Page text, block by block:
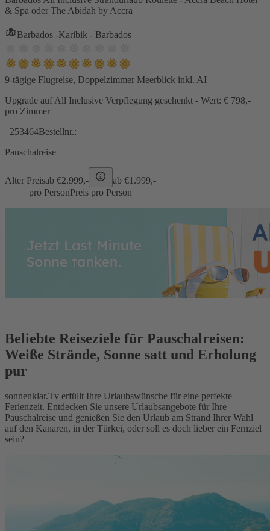
& Spa oder The Abidah by Accra
Barbados -Karibik - Barbados
9-tägige Flugreise, Doppelzimmer Meerblick inkl. AI
Upgrade auf All Inclusive Verpflegung geschenkt - Wert: € 798,-
pro Zimmer
253464Bestellnr.:
Pauschalreise
Alter Preisab €2.999,- ab €1.999,-
pro PersonPreis pro Person
Beliebte Reiseziele für Pauschalreisen:
Weiße Strände, Sonne satt und Erholung
pur
sonnenklar.Tv erfüllt Ihre Urlaubswünsche für eine perfekte
Ferienzeit. Entdecken Sie unsere Urlaubsangebote für Ihre
Pauschalreise und genießen Sie den Urlaub am Strand Ihrer Wahl
auf den Kanaren, in der Türkei, oder soll es doch lieber ein Fernziel
sein?